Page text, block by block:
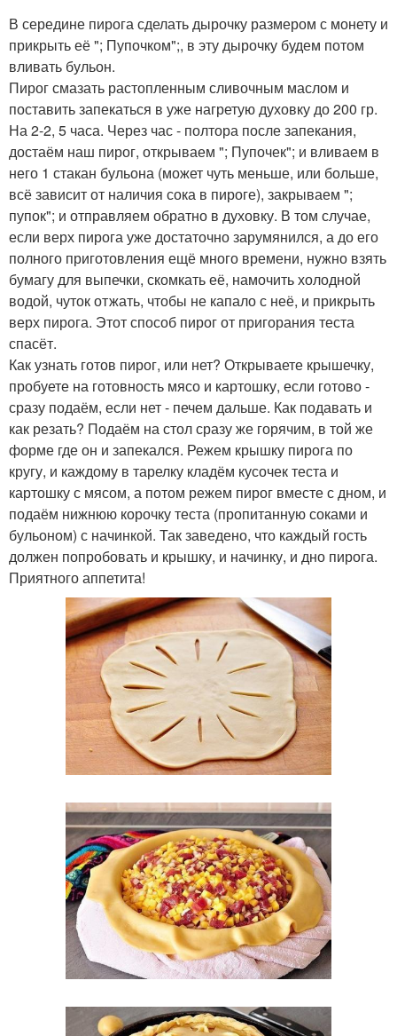
В середине пирога сделать дырочку размером с монету и
прикрыть её "; Пупочком";, в эту дырочку будем потом
вливать бульон.
Пирог смазать растопленным сливочным маслом и
поставить запекаться в уже нагретую духовку до 200 гр.
На 2-2, 5 часа. Через час - полтора после запекания,
достаём наш пирог, открываем "; Пупочек"; и вливаем в
него 1 стакан бульона (может чуть меньше, или больше,
всё зависит от наличия сока в пироге), закрываем ";
пупок"; и отправляем обратно в духовку. В том случае,
если верх пирога уже достаточно зарумянился, а до его
полного приготовления ещё много времени, нужно взять
бумагу для выпечки, скомкать её, намочить холодной
водой, чуток отжать, чтобы не капало с неё, и прикрыть
верх пирога. Этот способ пирог от пригорания теста
спасёт.
Как узнать готов пирог, или нет? Открываете крышечку,
пробуете на готовность мясо и картошку, если готово -
сразу подаём, если нет - печем дальше. Как подавать и
как резать? Подаём на стол сразу же горячим, в той же
форме где он и запекался. Режем крышку пирога по
кругу, и каждому в тарелку кладём кусочек теста и
картошку с мясом, а потом режем пирог вместе с дном, и
подаём нижнюю корочку теста (пропитанную соками и
бульоном) с начинкой. Так заведено, что каждый гость
должен попробовать и крышку, и начинку, и дно пирога.
Приятного аппетита!